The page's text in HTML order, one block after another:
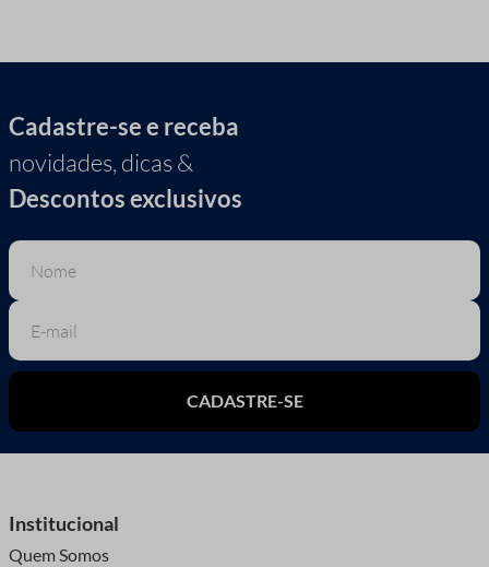
Cadastre-se e receba
novidades, dicas &
Descontos exclusivos
CADASTRE-SE
Institucional
Quem Somos